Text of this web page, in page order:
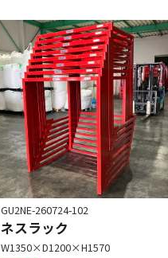
GU2NE-260724-102
ネスラック
W1350×D1200×H1570